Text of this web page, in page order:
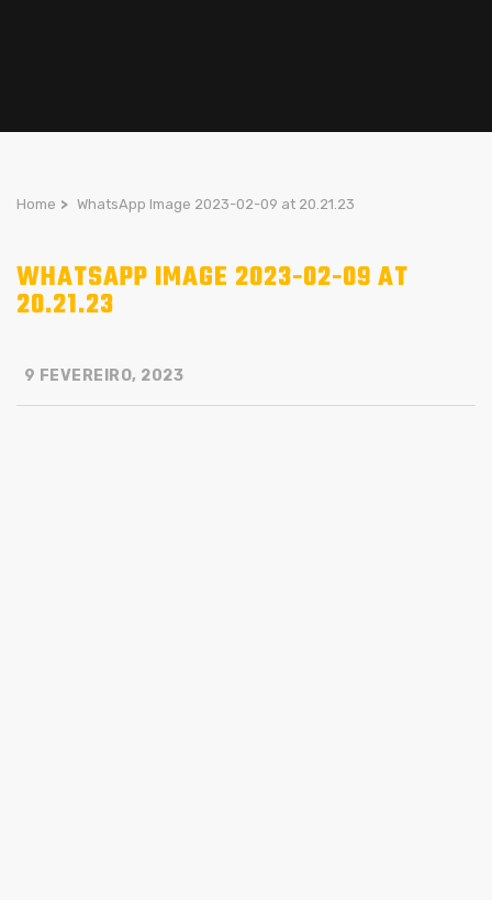
Home > WhatsApp Image 2023-02-09 at 20.21.23
WHATSAPP IMAGE 2023-02-09 AT
20.21.23
9 FEVEREIRO, 2023